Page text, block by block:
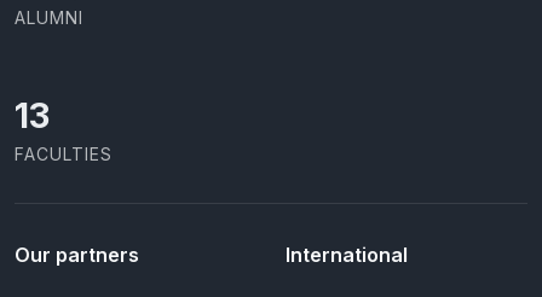
ALUMNI
13
FACULTIES
Our partners International